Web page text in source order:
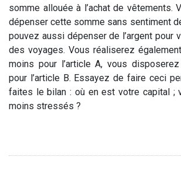
somme allouée à l’achat de vêtements.
dépenser cette somme sans sentiment
pouvez aussi dépenser de l’argent pour
des voyages. Vous réaliserez
moins pour l’article A, vous
pour l’article B. Essayez de faire ceci
faites le bilan : où en est votre capital ;
moins stressés ?